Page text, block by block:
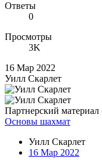
Ответы
0
Просмотры
3K
16 Мар 2022
Уилл Скарлет
Партнерский
Основы шахмат
Уилл Скарлет
16 Мар 2022